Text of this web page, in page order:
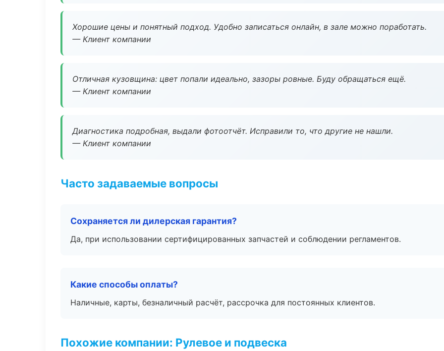
Хорошие цены и понятный подход. Удобно записаться онлайн, в зале можно поработать.
— Клиент компании
Отличная кузовщина: цвет попали идеально, зазоры ровные. Буду обращаться ещё.
— Клиент компании
Диагностика подробная, выдали фотоотчёт. Исправили то, что другие не нашли.
— Клиент компании
Часто задаваемые вопросы
Сохраняется ли дилерская гарантия?
Да, при использовании сертифицированных запчастей и соблюдении регламентов.
Какие способы оплаты?
Наличные, карты, безналичный расчёт, рассрочка для постоянных клиентов.
Похожие компании: Рулевое и подвеска